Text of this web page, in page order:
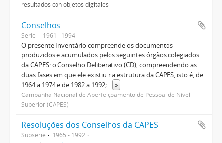
resultados con objetos digitales
Conselhos
Serie 1961 - 1994
O presente Inventário compreende os documentos
produzidos e acumulados pelos seguintes órgãos colegiados
da CAPES: o Conselho Deliberativo (CD), compreendendo as
duas fases em que ele existiu na estrutura da CAPES, isto é, de
1964 a 1974 e de 1982 a 1992;... »
Campanha Nacional de Aperfeiçoamento de Pessoal de Nível
Superior (CAPES)
Resoluções dos Conselhos da CAPES
Subserie
1965 - 1992